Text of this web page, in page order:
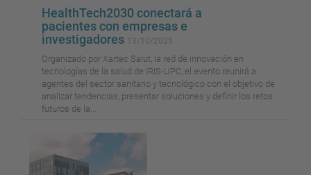
HealthTech2030 conectará a
pacientes con empresas e
investigadores
Organizado por Xartec Salut, la red de innovación en
tecnologías de la salud de IRIS-UPC, el evento reunirá a
agentes del sector sanitario y tecnológico con el objetivo de
analizar tendencias, presentar soluciones y definir los retos
futuros de la...